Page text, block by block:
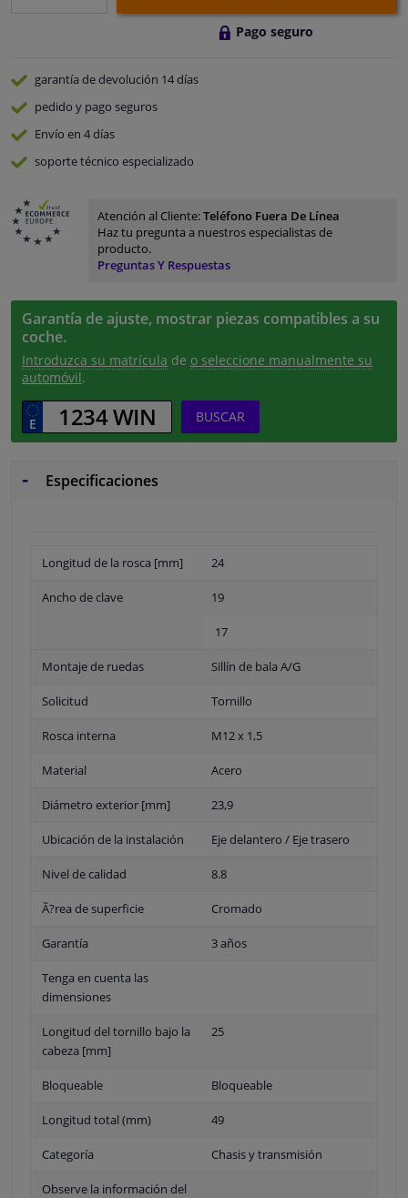
Pago seguro
garantía de devolución 14 días
pedido y pago seguros
Envío en 4 días
soporte técnico especializado
Atención al Cliente:Teléfono Fuera De Línea
Haz tu pregunta a nuestros especialistas de
producto.
Preguntas Y Respuestas
Garantía de ajuste, mostrar piezas compatibles a su
coche.
Introduzca su matrícula de o seleccione manualmente su
automóvil.
BUSCAR
Especificaciones
Longitud de la rosca [mm] 24
Ancho de clave 19
17
Montaje de ruedas Sillín de bala A/G
Solicitud Tornillo
Rosca interna M12 x 1,5
Material Acero
Diámetro exterior [mm] 23,9
Ubicación de la instalación Eje delantero / Eje trasero
Nivel de calidad 8.8
Ã?rea de superficie Cromado
Garantía 3 años
Tenga en cuenta las
dimensiones
Longitud del tornillo bajo la
cabeza [mm]
25
Bloqueable Bloqueable
Longitud total (mm) 49
Categoría Chasis y transmisión
Observe la información del